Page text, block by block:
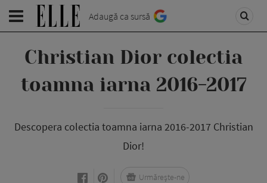
Adaugă ca sursă
Christian Dior colectia
toamna iarna 2016-2017
Descopera colectia toamna iarna 2016-2017 Christian
Dior!
Urmărește-ne